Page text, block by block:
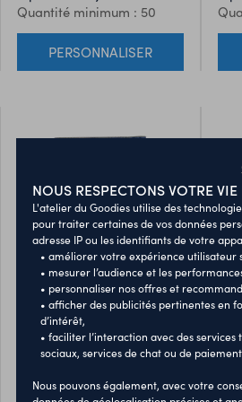
Quantité minimum : 50
PERSONNALISER
tour de cou duvan
Tour de cou multiposition de
NOUS RESPECTONS VOTRE VIE
L'atelier du Goodies utilise des
pour traiter certaines de vos données
adresse IP ou les identifiants de votre
• améliorer votre expérience utilisateur
• mesurer l’audience et les
• personnaliser nos offres et
• afficher des publicités pertinentes en
d’intérêt,
• faciliter l’interaction avec des services
sociaux, services de chat ou de
Nous pouvons également, avec votre